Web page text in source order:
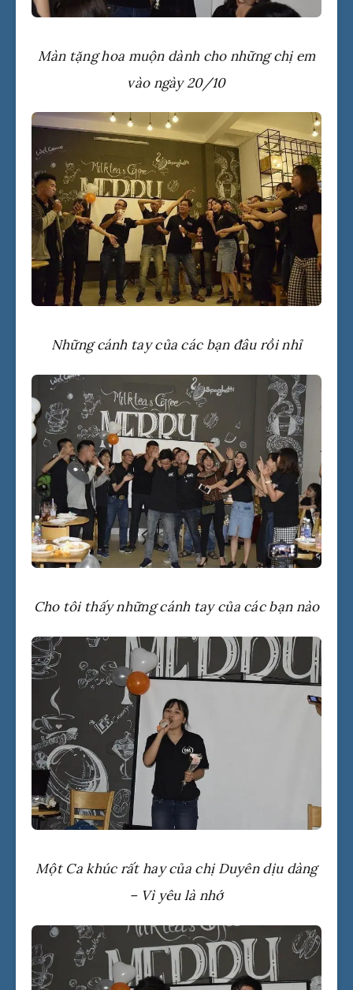
Màn tặng hoa muộn dành cho những chị em
vào ngày 20/10
Những cánh tay của các bạn đâu rồi nhỉ
Cho tôi thấy những cánh tay của các bạn nào
Một Ca khúc rất hay của chị Duyên dịu dàng
– Vì yêu là nhớ